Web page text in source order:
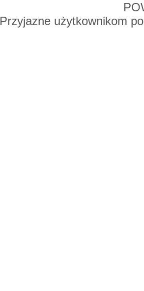
Przyjazne użytkownikom